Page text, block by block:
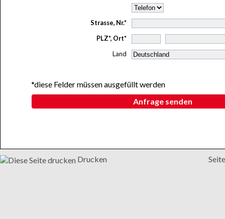
Strasse, Nr.*
PLZ*, Ort*
Land
*diese Felder müssen ausgefüllt werden
Anfrage senden
Drucken